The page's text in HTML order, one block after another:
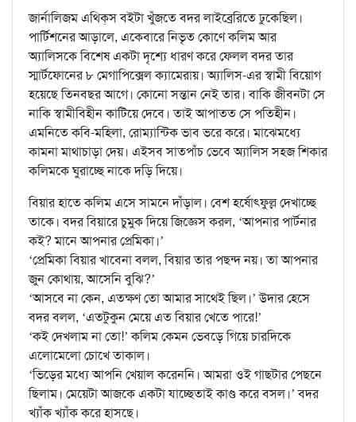
জার্নালিজম এথিক্‌স বইটা খুঁজতে বদর লাইব্রেরিতে ঢুকেছিল।
পার্টিশনের আড়ালে, একেবারে নিভৃত কোণে কলিম আর
অ্যালিসকে বিশেষ একটা দৃশ্যে ধারণ করে ফেলল বদর তার
স্মার্টফোনের ৮ মেগাপিক্সেল ক্যামেরায়। অ্যালিস-এর স্বামী বিয়োগ
হয়েছে তিনবছর আগে। কোনো সন্তান নেই তার। বাকি জীবনটা সে
নাকি স্বামীবিহীন কাটিয়ে দেবে। তাই আপাতত সে পতিহীন।
এমনিতে কবি-মহিলা, রোম্যান্টিক ভাব ভরে করে। মাঝেমধ্যে
কামনা মাথাচাড়া দেয়। এইসব সাতপাঁচ ভেবে অ্যালিস সহজ শিকার
কলিমকে ঘুরাচ্ছে নাকে দড়ি দিয়ে।
বিয়ার হাতে কলিম এসে সামনে দাঁড়াল। বেশ হর্ষোৎফুল্ল দেখাচ্ছে
তাকে। বদর বিয়ারে চুমুক দিয়ে জিজ্ঞেস করল, ‘আপনার পার্টনার
কই? মানে আপনার প্রেমিকা।’
‘প্রেমিকা বিয়ার খাবেনা বলল, বিয়ার তার পছন্দ নয়। তা আপনার
জুন কোথায়, আসেনি বুঝি?’
‘আসবে না কেন, এতক্ষণ তো আমার সাথেই ছিল।’ উদার হেসে
বদর বলল, ‘এতটুকুন মেয়ে এত বিয়ার খেতে পারে!’
‘কই দেখলাম না তো!’ কলিম কেমন ভেবড়ে গিয়ে চারদিকে
এলোমেলো চোখে তাকাল।
‘ভিড়ের মধ্যে আপনি খেয়াল করেননি। আমরা ওই গাছটার পেছনে
ছিলাম। মেয়েটা আজকে একটা যাচ্ছেতাই কাণ্ড করে বসল।’ বদর
খ্যাঁক খ্যাঁক করে হাসছে।